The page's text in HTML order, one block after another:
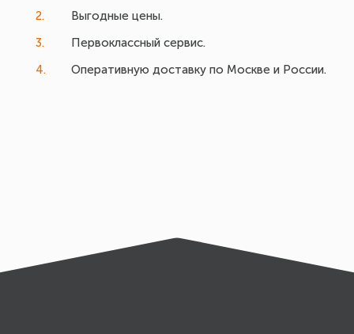
Выгодные цены.
Первоклассный сервис.
Оперативную доставку по Москве и России.